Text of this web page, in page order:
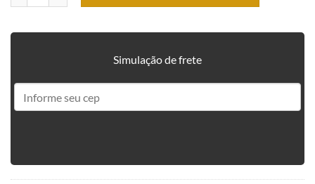
Simulação de frete